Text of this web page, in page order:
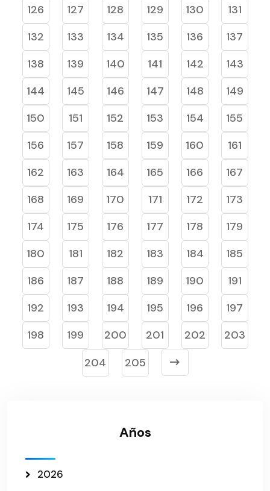
126
127 128 129 130
131
132
133 134 135 136
137
138
139 140 141 142
143
144
145 146 147 148
149
150
151 152 153 154
155
156
157 158 159 160
161
162
163 164 165 166
167
168
169 170 171 172
173
174
175 176 177 178
179
180
181 182 183 184
185
186
187 188 189 190
191
192
193 194 195 196
197
198
199 200 201 202
203
204
205
Años
2026